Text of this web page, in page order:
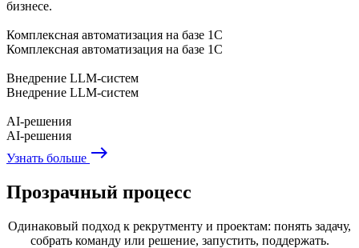
бизнесе.
Комплексная автоматизация на базе 1С
Комплексная автоматизация на базе 1С
Внедрение LLM-систем
Внедрение LLM-систем
AI-решения
AI-решения
Узнать больше east
Прозрачный процесс
Одинаковый подход к рекрутменту и проектам: понять задачу,
собрать команду или решение, запустить, поддержать.